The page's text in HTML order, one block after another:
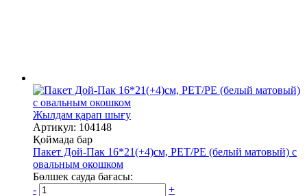
Жылдам қарап шығу
Артикул: 104148
Қоймада бар
Пакет Дой-Пак 16*21(+4)см, PET/PE (белый матовый) с
овальным окошком
Бөлшек сауда бағасы:
-
+